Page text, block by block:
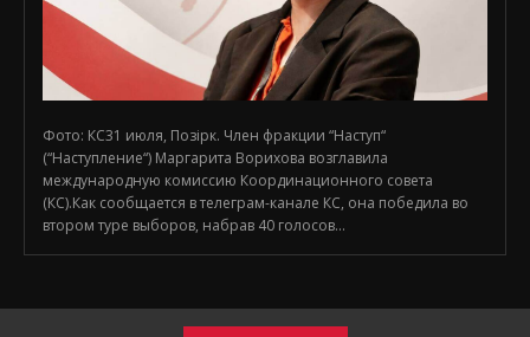
Фото: КС31 июля, Позірк. Член фракции “Наступ“
(“Наступление“) Маргарита Ворихова возглавила
международную комиссию Координационного совета
(КС).Как сообщается в телеграм-канале КС, она победила во
втором туре выборов, набрав 40 голосов...